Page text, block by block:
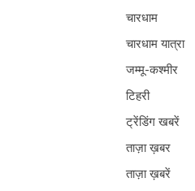
चारधाम
चारधाम यात्रा
जम्मू-कश्मीर
टिहरी
ट्रेंडिंग खबरें
ताज़ा ख़बर
ताज़ा ख़बरें